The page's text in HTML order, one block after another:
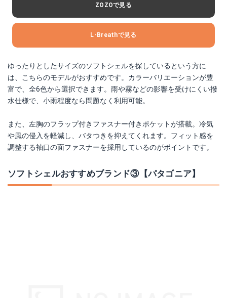
ZOZOで見る
L-Breathで見る
ゆったりとしたサイズのソフトシェルを探しているという方に
は、こちらのモデルがおすすめです。カラーバリエーションが豊
富で、全6色から選択できます。雨や霧などの影響を受けにくい撥
水仕様で、小雨程度なら問題なく利用可能。
また、左胸のフラップ付きファスナー付きポケットが搭載。冷気
や風の侵入を軽減し、バタつきを抑えてくれます。フィット感を
調整する袖口の面ファスナーを採用しているのがポイントです。
ソフトシェルおすすめブランド③【パタゴニア】